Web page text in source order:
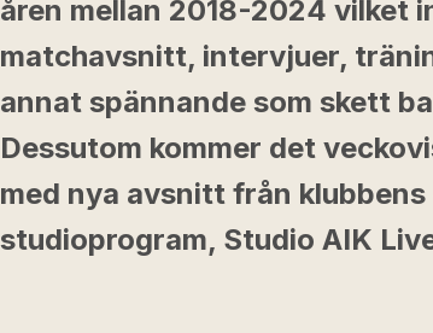
åren mellan 2018-2024 vilket
matchavsnitt, intervjuer,
annat spännande som skett
Dessutom kommer det
med nya avsnitt från
studioprogram, Studio AIK